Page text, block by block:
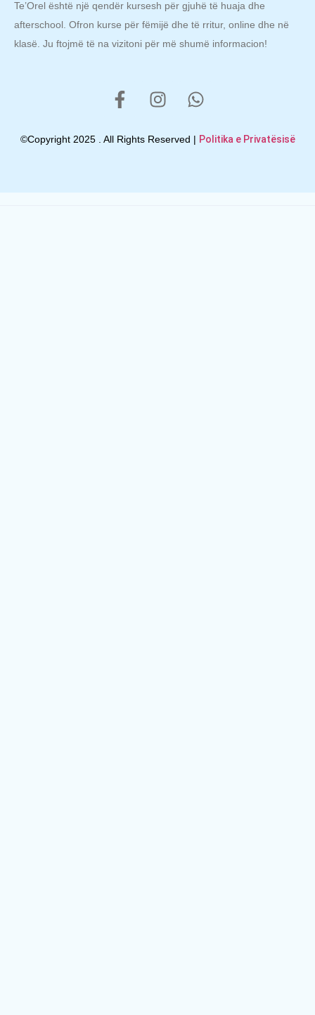
Te’Orel është një qendër kursesh për gjuhë të huaja dhe
afterschool. Ofron kurse për fëmijë dhe të rritur, online dhe në
klasë. Ju ftojmë të na vizitoni për më shumë informacion!
©Copyright 2025 . All Rights Reserved | Politika e Privatësisë